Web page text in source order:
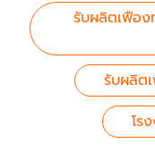
รับผลิตเฟือง
รับผลิต
โร